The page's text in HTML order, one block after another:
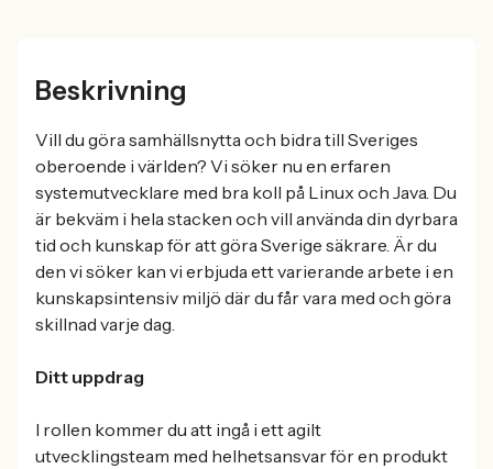
Beskrivning
Vill du göra samhällsnytta och bidra till Sveriges
oberoende i världen? Vi söker nu en erfaren
systemutvecklare med bra koll på Linux och Java. Du
är bekväm i hela stacken och vill använda din dyrbara
tid och kunskap för att göra Sverige säkrare. Är du
den vi söker kan vi erbjuda ett varierande arbete i en
kunskapsintensiv miljö där du får vara med och göra
skillnad varje dag.
Ditt uppdrag
I rollen kommer du att ingå i ett agilt
utvecklingsteam med helhetsansvar för en produkt